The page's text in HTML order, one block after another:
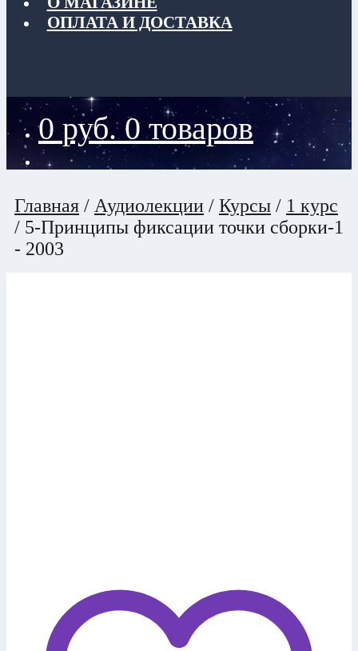
ОПЛАТА И ДОСТАВКА
0 руб. 0 товаров
Главная / Аудиолекции / Курсы / 1 курс
/ 5-Принципы фиксации точки сборки-1
- 2003